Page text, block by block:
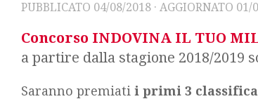
PUBBLICATO 04/08/2018 · AGGIORNATO 01/
Concorso INDOVINA IL TUO
a partire dalla stagione 2018/2019
Saranno premiati i primi 3